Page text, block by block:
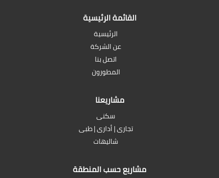
القائمة الرئيسية
الرئيسية
عن الشركة
اتصل بنا
المطورون
مشاريعنا
سكنى
تجارى | أدارى | طبى
شاليهات
مشاريع حسب المنطقة